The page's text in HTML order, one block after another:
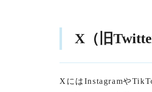
X（旧
XにはInstagramや